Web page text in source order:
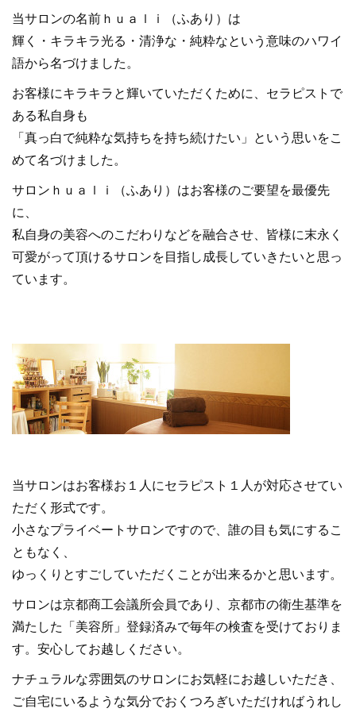
当サロンの名前ｈｕａｌｉ（ふあり）は
輝く・キラキラ光る・清浄な・純粋なという意味のハワイ
語から名づけました。
お客様にキラキラと輝いていただくために、セラピストで
ある私自身も
「真っ白で純粋な気持ちを持ち続けたい」という思いをこ
めて名づけました。
サロンｈｕａｌｉ（ふあり）はお客様のご要望を最優先
に、
私自身の美容へのこだわりなどを融合させ、皆様に末永く
可愛がって頂けるサロンを目指し成長していきたいと思っ
ています。
当サロンはお客様お１人にセラピスト１人が対応させてい
ただく形式です。
小さなプライベートサロンですので、誰の目も気にするこ
ともなく、
ゆっくりとすごしていただくことが出来るかと思います。
サロンは京都商工会議所会員であり、京都市の衛生基準を
満たした「美容所」登録済みで毎年の検査を受けておりま
す。安心してお越しください。
ナチュラルな雰囲気のサロンにお気軽にお越しいただき、
ご自宅にいるような気分でおくつろぎいただければうれし